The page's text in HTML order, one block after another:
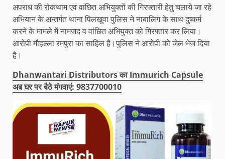
अपराध की रोकथाम एवं वांछित अभियुक्तों की गिरफ्तारी हेतु चलाये जा रहे
अभियान के अन्तर्गत थाना पिलखुवा पुलिस ने नाबालिग के साथ दुष्कर्म
करने के मामले में नामजद व वांछित अभियुक्त को गिरफ्तार कर लिया।
आरोपी मौहल्ला रमपुरा का साहिल है।पुलिस ने आरोपी को जेल भेज दिया
है।
Dhanwantari Distributors का Immurich Capsule
अब घर पर बैठे मंगवाएं: 9837700010